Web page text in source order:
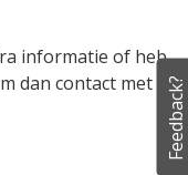
informatie of heb
dan contact met
Feedback?